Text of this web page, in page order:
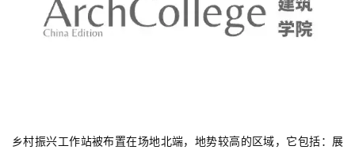
乡村振兴工作站被布置在场地北端，地势较高的区域，它包括：展